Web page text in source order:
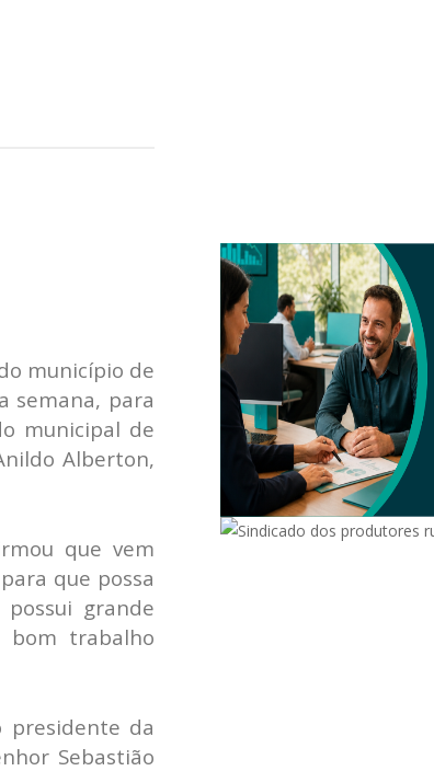
município de
semana, para
municipal de
Alberton,
que vem
que possa
grande
trabalho
presidente da
Sebastião